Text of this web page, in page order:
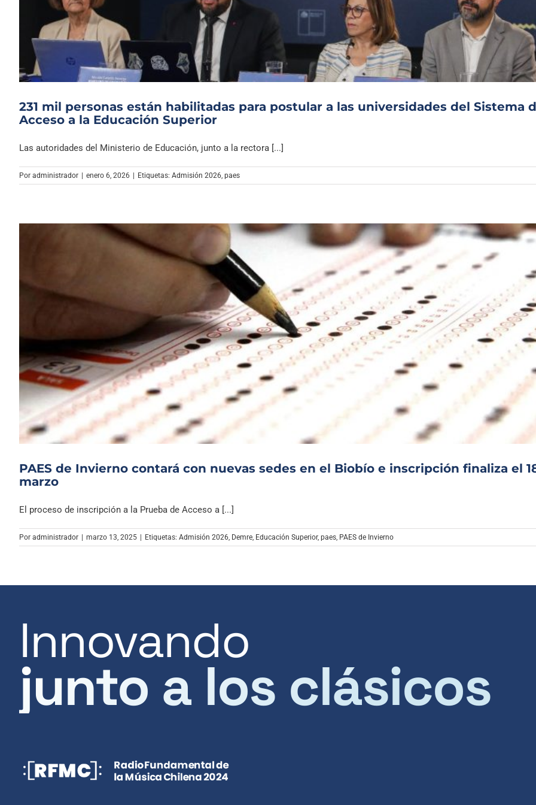
Archivo Sonoro
231 mil personas están habilitadas para postular a las universidades del Sistema
Acceso a la Educación Superior
Las autoridades del Ministerio de Educación, junto a la rectora [...]
Por administrador | enero 6, 2026 | Etiquetas: Admisión 2026 paes
PAES de Invierno contará con nuevas sedes en el Biobío e inscripción finaliza el
marzo
El proceso de inscripción a la Prueba de Acceso a [...]
Por administrador | marzo 13, 2025 | Etiquetas: Admisión 2026 Demre Educación Superior, paes PAES de Invierno
Innovando
junto a los clásicos